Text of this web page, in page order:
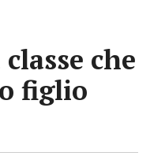
che
figlio